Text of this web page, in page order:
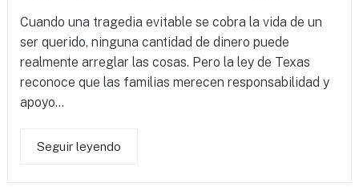
Cuando una tragedia evitable se cobra la vida de un
ser querido, ninguna cantidad de dinero puede
realmente arreglar las cosas. Pero la ley de Texas
reconoce que las familias merecen responsabilidad y
apoyo...
Seguir leyendo